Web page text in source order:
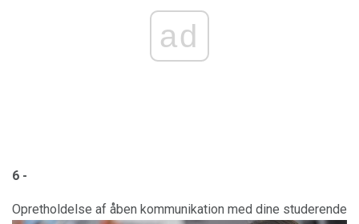
ad
6 -
Opretholdelse af åben kommunikation med dine studerende